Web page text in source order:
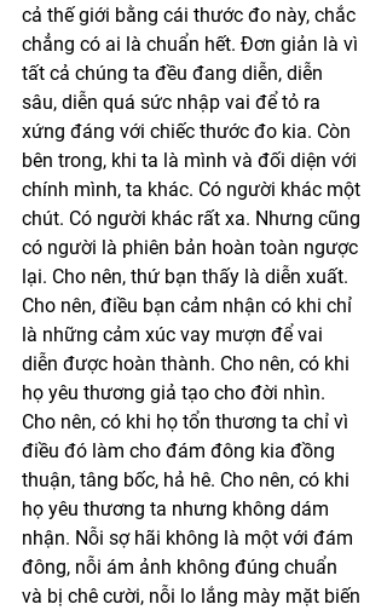
cả thế giới bằng cái thước đo này, chắc
chẳng có ai là chuẩn hết. Đơn giản là vì
tất cả chúng ta đều đang diễn, diễn
sâu, diễn quá sức nhập vai để tỏ ra
xứng đáng với chiếc thước đo kia. Còn
bên trong, khi ta là mình và đối diện với
chính mình, ta khác. Có người khác một
chút. Có người khác rất xa. Nhưng cũng
có người là phiên bản hoàn toàn ngược
lại. Cho nên, thứ bạn thấy là diễn xuất.
Cho nên, điều bạn cảm nhận có khi chỉ
là những cảm xúc vay mượn để vai
diễn được hoàn thành. Cho nên, có khi
họ yêu thương giả tạo cho đời nhìn.
Cho nên, có khi họ tổn thương ta chỉ vì
điều đó làm cho đám đông kia đồng
thuận, tâng bốc, hả hê. Cho nên, có khi
họ yêu thương ta nhưng không dám
nhận. Nỗi sợ hãi không là một với đám
đông, nỗi ám ảnh không đúng chuẩn
và bị chê cười, nỗi lo lắng mày mặt biến